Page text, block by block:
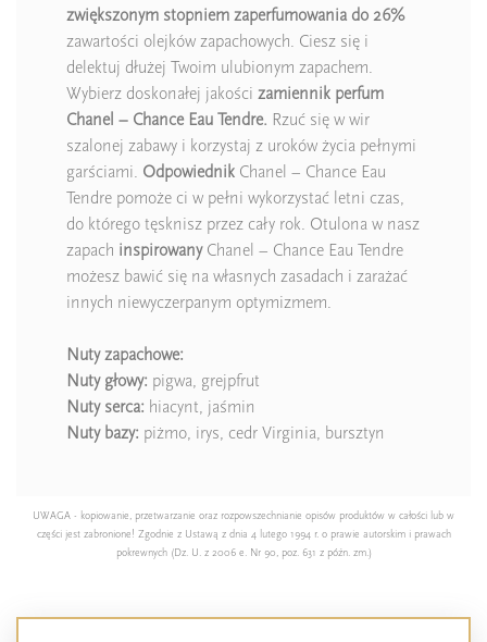
zwiększonym stopniem zaperfumowania do 26%
zawartości olejków zapachowych. Ciesz się i
delektuj dłużej Twoim ulubionym zapachem.
Wybierz doskonałej jakości zamiennik perfum
Chanel – Chance Eau Tendre. Rzuć się w wir
szalonej zabawy i korzystaj z uroków życia pełnymi
garściami. Odpowiednik Chanel – Chance Eau
Tendre pomoże ci w pełni wykorzystać letni czas,
do którego tęsknisz przez cały rok. Otulona w nasz
zapach inspirowanyChanel – Chance Eau Tendre
możesz bawić się na własnych zasadach i zarażać
innych niewyczerpanym optymizmem.
Nuty zapachowe:
Nuty głowy: pigwa, grejpfrut
Nuty serca: hiacynt, jaśmin
Nuty bazy: piżmo, irys, cedr Virginia, bursztyn
UWAGA - kopiowanie, przetwarzanie oraz rozpowszechnianie opisów produktów w całości lub w
części jest zabronione! Zgodnie z Ustawą z dnia 4 lutego 1994 r. o prawie autorskim i prawach
pokrewnych (Dz. U. z 2006 e. Nr 90, poz. 631 z późn. zm.)